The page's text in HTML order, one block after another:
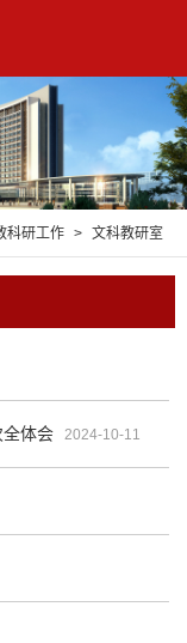
科研工作 > 文科教研室
体会 2024-10-11